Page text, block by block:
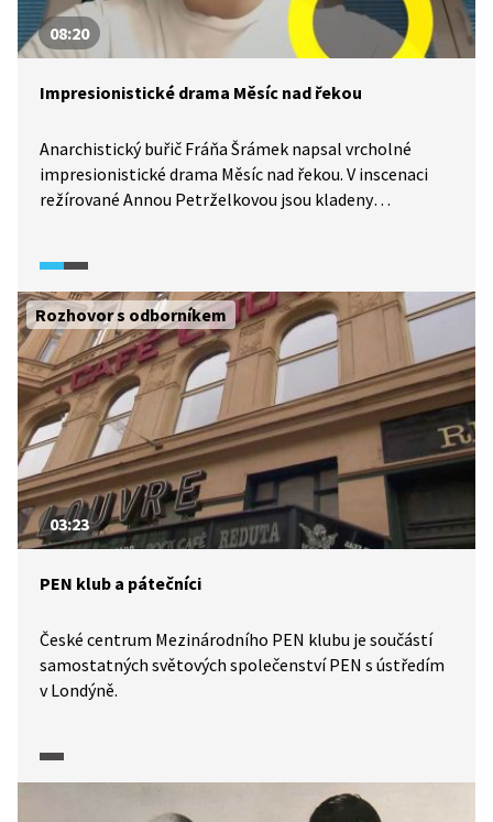
08:20
Impresionistické drama Měsíc nad řekou
Anarchistický buřič Fráňa Šrámek napsal vrcholné
impresionistické drama Měsíc nad řekou. V inscenaci
režírované Annou Petrželkovou jsou kladeny
našeho života? V hlavní roli se představila Petra
Staňková.
Rozhovor s odborníkem
03:23
PEN klub a pátečníci
České centrum Mezinárodního PEN klubu je součástí
samostatných světových společenství PEN s ústředím
v Londýně.